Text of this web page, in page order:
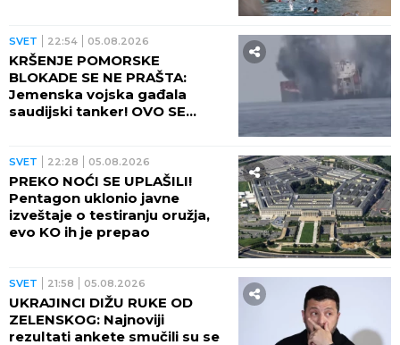
SVET 22:54 05.08.2026
KRŠENJE POMORSKE
BLOKADE SE NE PRAŠTA:
Jemenska vojska gađala
saudijski tanker! OVO SE
SVET 22:28 05.08.2026
PREKO NOĆI SE UPLAŠILI!
Pentagon uklonio javne
izveštaje o testiranju oružja,
evo KO ih je prepao
SVET 21:58 05.08.2026
UKRAJINCI DIŽU RUKE OD
ZELENSKOG: Najnoviji
rezultati ankete smučili su se